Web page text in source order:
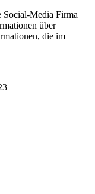
Social-Media Firma
über
die im